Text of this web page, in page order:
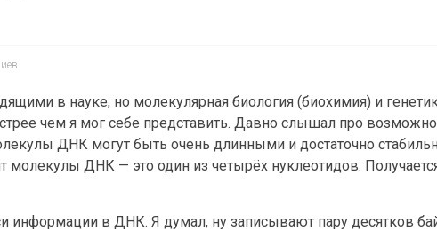
в науке, но молекулярная биология (биохимия) и
чем я мог себе представить. Давно слышал про
ДНК могут быть очень длинными и достаточно
ДНК — это один из четырёх нуклеотидов.
информации в ДНК. Я думал, ну записывают пару десятков